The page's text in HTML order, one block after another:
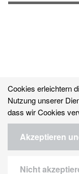
Cookies erleichtern
Nutzung unserer
dass wir Cookies
Akzeptieren
Nicht
© 2026 WOLF